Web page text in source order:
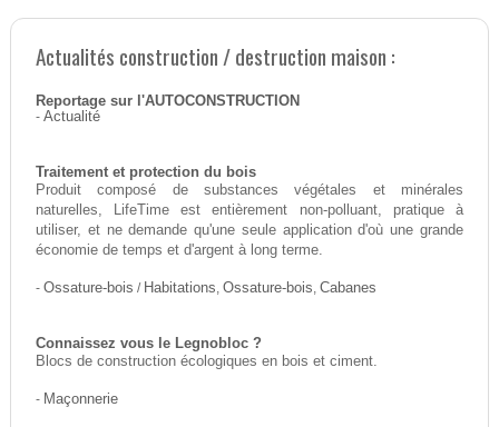
Actualités construction / destruction maison :
Reportage sur l'AUTOCONSTRUCTION
- Actualité
Traitement et protection du bois
Produit composé de substances végétales et minérales
naturelles, LifeTime est entièrement non-polluant, pratique à
utiliser, et ne demande qu'une seule application d'où une grande
économie de temps et d'argent à long terme.
- Ossature-bois / Habitations, Ossature-bois, Cabanes
Connaissez vous le Legnobloc ?
Blocs de construction écologiques en bois et ciment.
- Maçonnerie